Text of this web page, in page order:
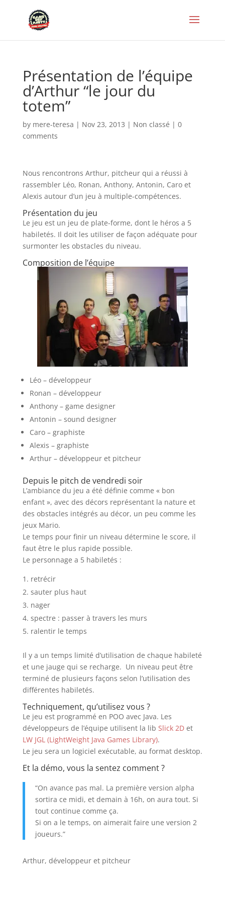
Présentation de l’équipe
d’Arthur “le jour du
totem”
by mere-teresa | Nov 23, 2013 | Non classé | 0
comments
Nous rencontrons Arthur, pitcheur qui a réussi à
rassembler Léo, Ronan, Anthony, Antonin, Caro et
Alexis autour d’un jeu à multiple-compétences.
Présentation du jeu
Le jeu est un jeu de plate-forme, dont le héros a 5
habiletés. Il doit les utiliser de façon adéquate pour
surmonter les obstacles du niveau.
Composition de l’équipe
Léo – développeur
Ronan – développeur
Anthony – game designer
Antonin – sound designer
Caro – graphiste
Alexis – graphiste
Arthur – développeur et pitcheur
Depuis le pitch de vendredi soir
L’ambiance du jeu a été définie comme « bon
enfant », avec des décors représentant la nature et
des obstacles intégrés au décor, un peu comme les
jeux Mario.
Le temps pour finir un niveau détermine le score, il
faut être le plus rapide possible.
Le personnage a 5 habiletés :
retrécir
sauter plus haut
nager
spectre : passer à travers les murs
ralentir le temps
Il y a un temps limité d’utilisation de chaque habileté
et une jauge qui se recharge. Un niveau peut être
terminé de plusieurs façons selon l’utilisation des
différentes habiletés.
Techniquement, qu’utilisez vous ?
Le jeu est programmé en POO avec Java. Les
développeurs de l’équipe utilisent la lib Slick 2D et
LW JGL (LightWeight Java Games Library).
Le jeu sera un logiciel exécutable, au format desktop.
Et la démo, vous la sentez comment ?
“On avance pas mal. La première version alpha
sortira ce midi, et demain à 16h, on aura tout. Si
tout continue comme ça.
Si on a le temps, on aimerait faire une version 2
joueurs.”
Arthur, développeur et pitcheur